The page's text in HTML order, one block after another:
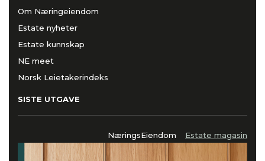
Om Næringeiendom
Estate nyheter
Estate kunnskap
NE meet
Norsk Leietakerindeks
SISTE UTGAVE
NæringsEiendom Estate magasin